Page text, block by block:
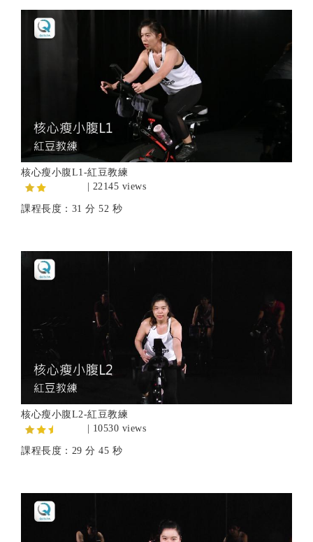
核心瘦小腹L1-紅豆教練
| 22145 views
課程長度：31 分 52 秒
核心瘦小腹L2-紅豆教練
| 10530 views
課程長度：29 分 45 秒